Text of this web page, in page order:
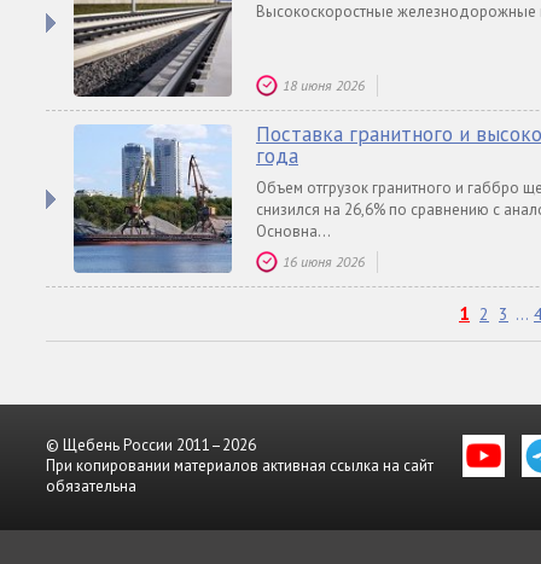
Высокоскоростные железнодорожные
18 июня 2026
Поставка гранитного и
года
Объем отгрузок гранитного и габбро
снизился на 26,6% по сравнению с
Основна...
16 июня 2026
1 2 3 ...
© Щебень России 2011–2026
При копировании материалов активная ссылка на сайт
обязательна